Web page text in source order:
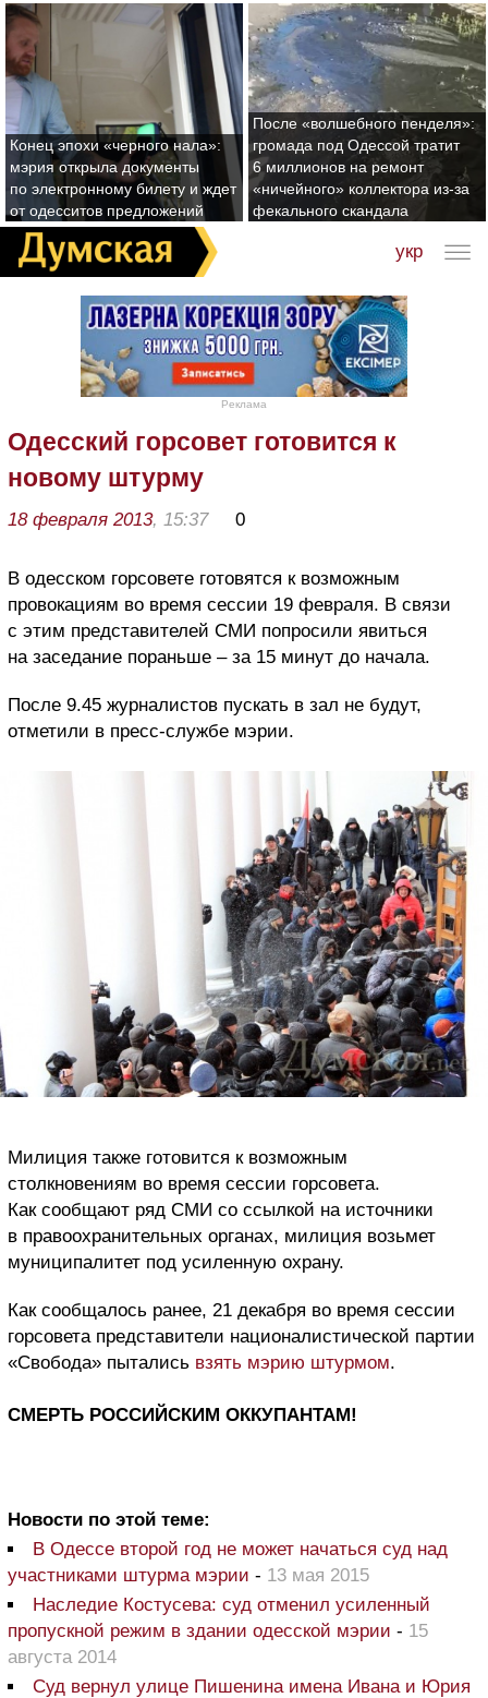
Конец эпохи «черного нала»:
мэрия открыла документы
по электронному билету и ждет
от одесситов предложений
После «волшебного пенделя»:
громада под Одессой тратит
6 миллионов на ремонт
«ничейного» коллектора из-за
фекального скандала
укр
Реклама
Одесский горсовет готовится к
новому штурму
18 февраля 2013, 15:37 0
В одесском горсовете готовятся к возможным
провокациям во время сессии 19 февраля. В связи
с этим представителей СМИ попросили явиться
на заседание пораньше – за 15 минут до начала.
После 9.45 журналистов пускать в зал не будут,
отметили в пресс-службе мэрии.
Милиция также готовится к возможным
столкновениям во время сессии горсовета.
Как сообщают ряд СМИ со ссылкой на источники
в правоохранительных органах, милиция возьмет
муниципалитет под усиленную охрану.
Как сообщалось ранее, 21 декабря во время сессии
горсовета представители националистической партии
«Свобода» пытались взять мэрию штурмом.
СМЕРТЬ РОССИЙСКИМ ОККУПАНТАМ!
Новости по этой теме:
В Одессе второй год не может начаться суд над
участниками штурма мэрии - 13 мая 2015
Наследие Костусева: суд отменил усиленный
пропускной режим в здании одесской мэрии - 15
августа 2014
Суд вернул улице Пишенина имена Ивана и Юрия